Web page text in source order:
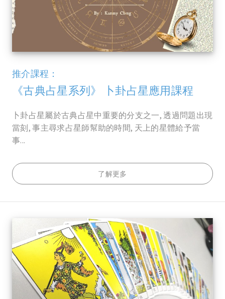
推介課程：
《古典占星系列》 卜卦占星應用課程
卜卦占星屬於古典占星中重要的分支之一, 透過問題出現
當刻, 事主尋求占星師幫助的時間, 天上的星體給予當
事...
了解更多